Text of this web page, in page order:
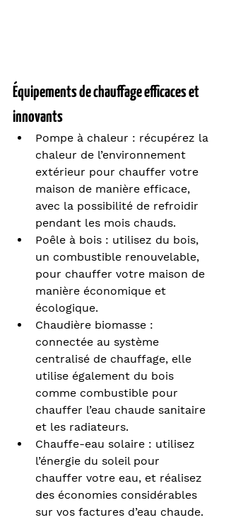
Équipements de chauffage efficaces et
innovants
Pompe à chaleur : récupérez la
chaleur de l’environnement
extérieur pour chauffer votre
maison de manière efficace,
avec la possibilité de refroidir
pendant les mois chauds.
Poêle à bois : utilisez du bois,
un combustible renouvelable,
pour chauffer votre maison de
manière économique et
écologique.
Chaudière biomasse :
connectée au système
centralisé de chauffage, elle
utilise également du bois
comme combustible pour
chauffer l’eau chaude sanitaire
et les radiateurs.
Chauffe-eau solaire : utilisez
l’énergie du soleil pour
chauffer votre eau, et réalisez
des économies considérables
sur vos factures d’eau chaude.